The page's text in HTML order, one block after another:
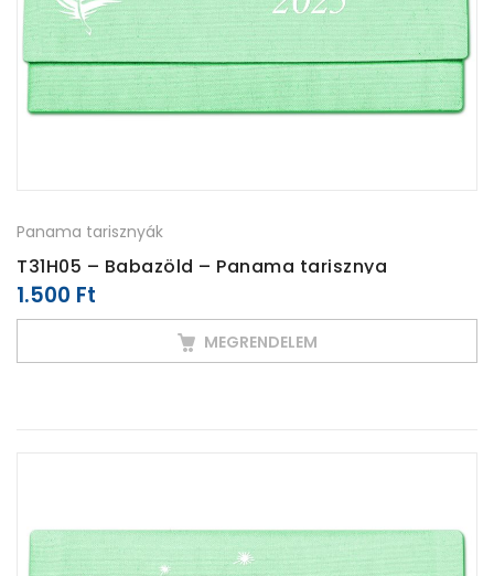
Panama tarisznyák
T31H05 – Babazöld – Panama tarisznya
1.500 Ft
MEGRENDELEM